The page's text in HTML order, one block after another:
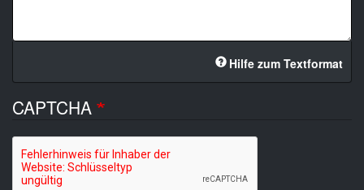
Hilfe zum Textformat
CAPTCHA